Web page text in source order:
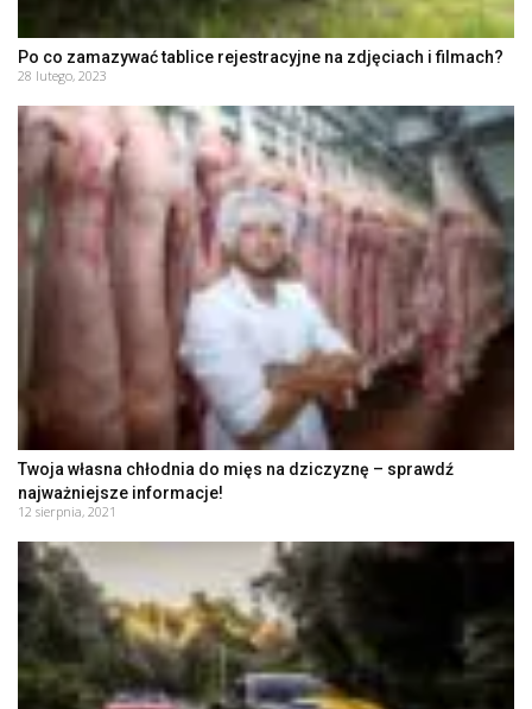
Po co zamazywać tablice rejestracyjne na zdjęciach i filmach?
28 lutego, 2023
Twoja własna chłodnia do mięs na dziczyznę – sprawdź
najważniejsze informacje!
12 sierpnia, 2021